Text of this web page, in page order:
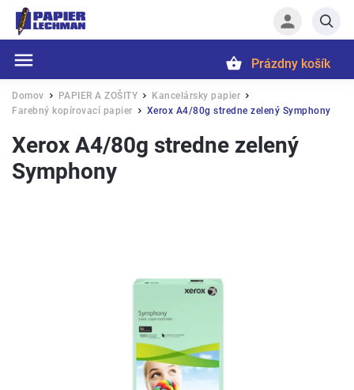
Prázdny košík
Domov / PAPIER A ZOŠITY / Kancelársky papier /
Farebný kopírovací papier / Xerox A4/80g stredne zelený Symphony
Xerox A4/80g stredne zelený
Symphony